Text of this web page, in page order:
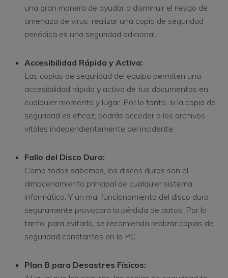
una gran manera de ayudar a disminuir el riesgo de
amenaza de virus, realizar una copia de seguridad
periódica es una seguridad adicional.
Accesibilidad Rápida y Activa:
Las copias de seguridad del equipo permiten una
accesibilidad rápida y activa de tus documentos en
cualquier momento y lugar. Por lo tanto, si la copia de
seguridad es eficaz, podrás acceder a los archivos
vitales independientemente del incidente.
Fallo del Disco Duro:
Como todos sabemos, los discos duros son el
almacenamiento principal de cualquier sistema
informático. Y un mal funcionamiento del disco duro
seguramente provocará la pérdida de datos. Por lo
tanto, para evitarlo, se recomienda realizar copias de
seguridad constantes en la PC.
Plan B para Desastres Físicos: